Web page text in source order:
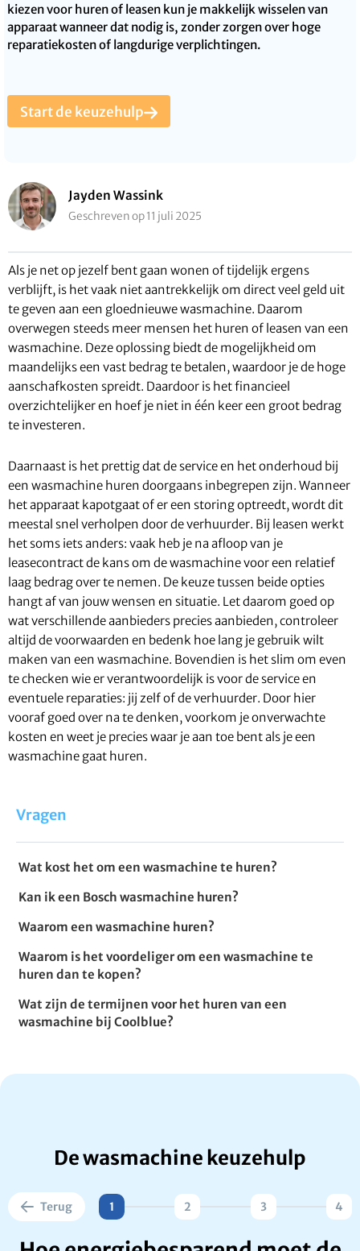
kiezen voor huren of leasen kun je makkelijk wisselen van
apparaat wanneer dat nodig is, zonder zorgen over hoge
reparatiekosten of langdurige verplichtingen.
Start de keuzehulp
Jayden Wassink
Geschreven op 11 juli 2025
Als je net op jezelf bent gaan wonen of tijdelijk ergens
verblijft, is het vaak niet aantrekkelijk om direct veel geld uit
te geven aan een gloednieuwe wasmachine. Daarom
overwegen steeds meer mensen het huren of leasen van een
wasmachine. Deze oplossing biedt de mogelijkheid om
maandelijks een vast bedrag te betalen, waardoor je de hoge
aanschafkosten spreidt. Daardoor is het financieel
overzichtelijker en hoef je niet in één keer een groot bedrag
te investeren.
Daarnaast is het prettig dat de service en het onderhoud bij
een wasmachine huren doorgaans inbegrepen zijn. Wanneer
het apparaat kapotgaat of er een storing optreedt, wordt dit
meestal snel verholpen door de verhuurder. Bij leasen werkt
het soms iets anders: vaak heb je na afloop van je
leasecontract de kans om de wasmachine voor een relatief
laag bedrag over te nemen. De keuze tussen beide opties
hangt af van jouw wensen en situatie. Let daarom goed op
wat verschillende aanbieders precies aanbieden, controleer
altijd de voorwaarden en bedenk hoe lang je gebruik wilt
maken van een wasmachine. Bovendien is het slim om even
te checken wie er verantwoordelijk is voor de service en
eventuele reparaties: jij zelf of de verhuurder. Door hier
vooraf goed over na te denken, voorkom je onverwachte
kosten en weet je precies waar je aan toe bent als je een
wasmachine gaat huren.
Vragen
Wat kost het om een wasmachine te huren?
Kan ik een Bosch wasmachine huren?
Waarom een wasmachine huren?
Waarom is het voordeliger om een wasmachine te
huren dan te kopen?
Wat zijn de termijnen voor het huren van een
wasmachine bij Coolblue?
De wasmachine keuzehulp
Terug 1 2 3 4